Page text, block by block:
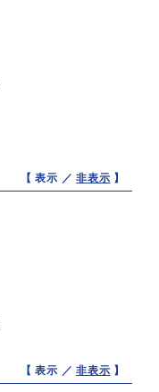
【 表示 ／非表示 】
【 表示 ／非表示 】